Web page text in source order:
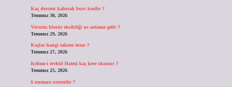
Kaç dersten kalırsak burs kesilir ?
Temmuz 30, 2026
Vücutta klorür eksikliği ne anlama gelir ?
Temmuz 29, 2026
Koçlar hangi takımı tutar ?
Temmuz 27, 2026
Kelime-i tevhid Hatmi kaç kere okunur ?
Temmuz 25, 2026
6 numara neresidir ?